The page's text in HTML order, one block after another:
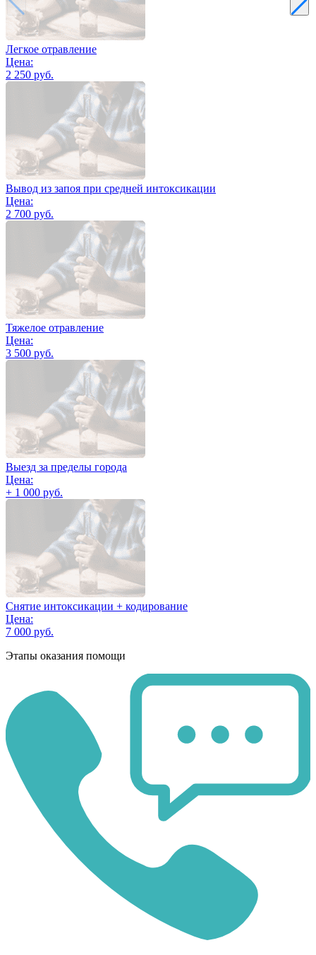
Легкое отравление
Цена:
2 250 руб.
Вывод из запоя при средней интоксикации
Цена:
2 700 руб.
Тяжелое отравление
Цена:
3 500 руб.
Выезд за пределы города
Цена:
+ 1 000 руб.
Снятие интоксикации + кодирование
Цена:
7 000 руб.
Этапы оказания помощи